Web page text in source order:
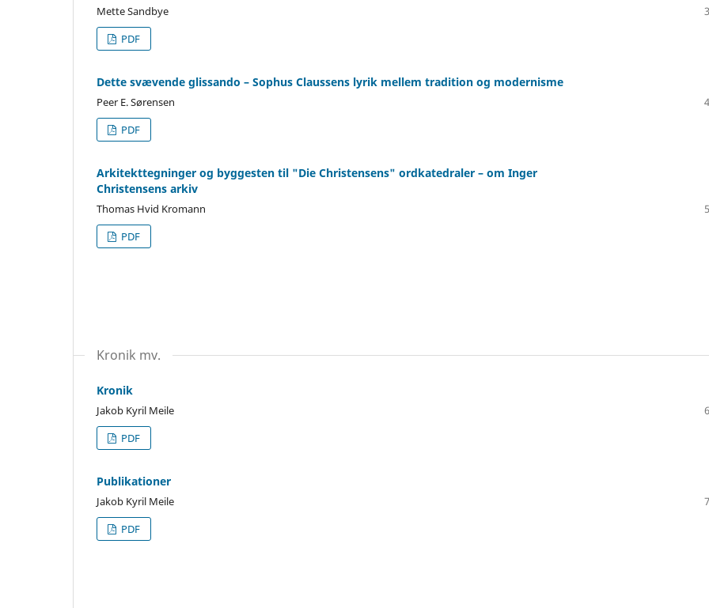
Mette Sandbye
PDF
Dette svævende glissando – Sophus Claussens lyrik mellem tradition og modernisme
Peer E. Sørensen
PDF
Arkitekttegninger og byggesten til "Die Christensens" ordkatedraler – om Inger
Christensens arkiv
Thomas Hvid Kromann
PDF
Kronik mv.
Kronik
Jakob Kyril Meile
PDF
Publikationer
Jakob Kyril Meile
PDF